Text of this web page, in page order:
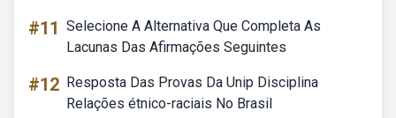
#11 Selecione A Alternativa Que Completa As
Lacunas Das Afirmações Seguintes
#12 Resposta Das Provas Da Unip Disciplina
Relações étnico-raciais No Brasil